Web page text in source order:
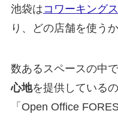
池袋はコワーキング
り、どの店舗を使う
数あるスペースの中
心地を提供している
「Open Office